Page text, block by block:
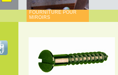
FOURNITURE POUR
MIROIRS